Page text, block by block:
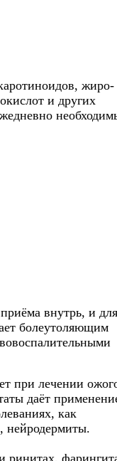
и других
внутрь, и для
болеутоляющим
при лечении
даёт
как
нейродермиты.
ринитах,